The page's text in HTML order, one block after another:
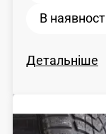
В
Детальніше